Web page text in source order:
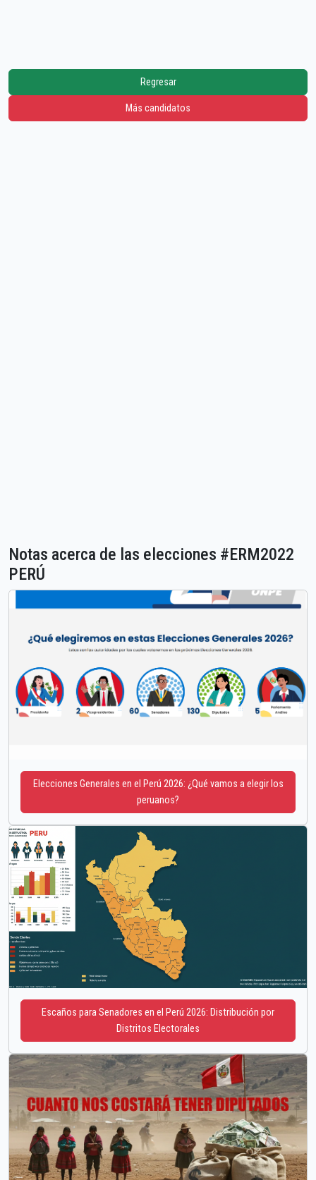
Regresar
Más candidatos
Notas acerca de las elecciones #ERM2022
PERÚ
Elecciones Generales en el Perú 2026: ¿Qué vamos a elegir los
peruanos?
Escaños para Senadores en el Perú 2026: Distribución por
Distritos Electorales